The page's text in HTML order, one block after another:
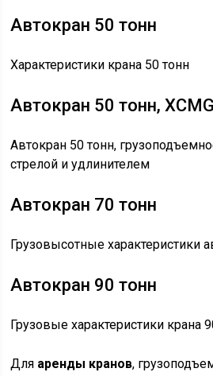
Автокран 50 тонн
Характеристики крана 50 тонн
Автокран 50 тонн,
Автокран 50 тонн,
стрелой и удлинителем
Автокран 70 тонн
Грузовысотные характеристики
Автокран 90 тонн
Грузовые характеристики крана
Для аренды кранов,